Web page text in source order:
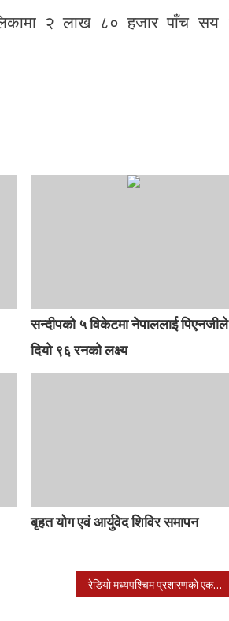
२ लाख ८० हजार पाँच सय
सन्दीपको ५ विकेटमा नेपाललाई पिएनजीले
दियो ९६ रनको लक्ष्य
बृहत योग एवं आर्युवेद शिविर समापन
रेडियो मध्यपश्चिम प्रशारणको एक दशक पुरा